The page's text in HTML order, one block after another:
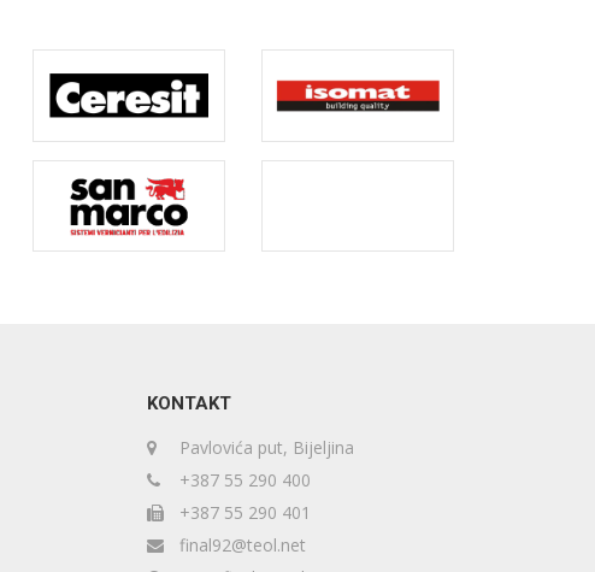
KONTAKT
Pavlovića put, Bijeljina
+387 55 290 400
+387 55 290 401
final92@teol.net